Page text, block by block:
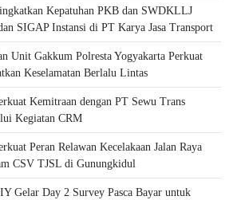
Kepatuhan PKB dan SWDKLLJ
SIGAP Instansi di PT Karya Jasa Transport
Unit Gakkum Polresta Yogyakarta Perkuat
Keselamatan Berlalu Lintas
Kemitraan dengan PT Sewu Trans
Kegiatan CRM
Peran Relawan Kecelakaan Jalan Raya
CSV TJSL di Gunungkidul
Gelar Day 2 Survey Pasca Bayar untuk